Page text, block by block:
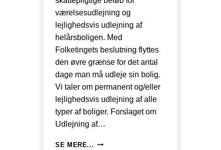
værelsesudlejning og
lejlighedsvis udlejning af
helårsboligen. Med
Folketingets beslutning flyttes
den øvre grænse for det antal
dage man må udleje sin bolig.
Vi taler om permanent og/eller
lejlighedsvis udlejning af alle
typer af boliger. Forslaget om
Udlejning af…
SE MERE... UDLEJNING